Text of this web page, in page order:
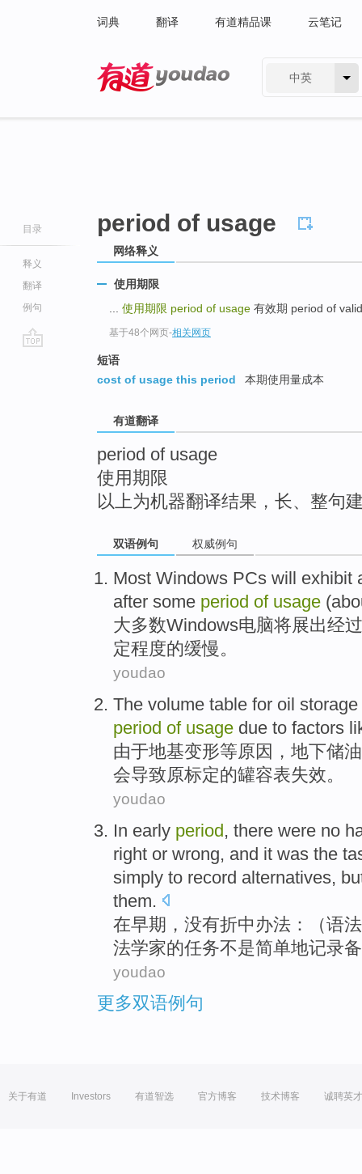
词典 翻译 有道精品课 云笔记
中英
目录
释义
翻译
例句
period of usage
网络释义
使用期限
使用期限 period of usage 有效期 period of
基于48个网页-相关网页
短语
cost of usage this period
本期使用量成本
有道翻译
period of usage
使用期限
以上为机器翻译结果，长、整句
双语例句 权威例句
Most Windows PCs will exhibit
after some period of usage (
大多数Windows电脑将展出经过
定程度的缓慢。
youdao
The volume table for oil
period of usage due to factors
由于地基变形等原因，地下储
会导致原标定的罐容表失效。
youdao
In early period, there were no
right or wrong, and it was the
simply to record alternatives,
them.
在早期 ， 没有折中 办法：（语
法学家的任务不是简单地记录
youdao
更多双语例句
关于有道 Investors 有道智选 官方博客 技术博客 诚聘英才